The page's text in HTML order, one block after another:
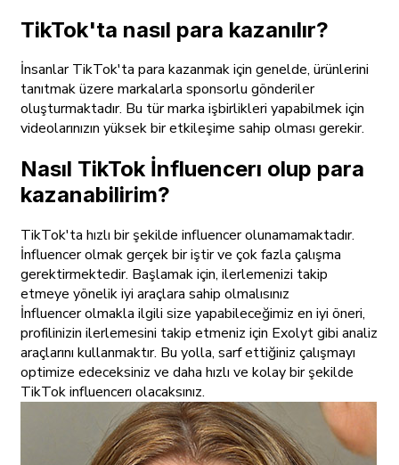
TikTok'ta nasıl para kazanılır?
İnsanlar TikTok'ta para kazanmak için genelde, ürünlerini
tanıtmak üzere markalarla sponsorlu gönderiler
oluşturmaktadır. Bu tür marka işbirlikleri yapabilmek için
videolarınızın yüksek bir etkileşime sahip olması gerekir.
Nasıl TikTok İnfluencerı olup para
kazanabilirim?
TikTok'ta hızlı bir şekilde influencer olunamamaktadır.
İnfluencer olmak gerçek bir iştir ve çok fazla çalışma
gerektirmektedir. Başlamak için, ilerlemenizi takip
etmeye yönelik iyi araçlara sahip olmalısınız
İnfluencer olmakla ilgili size yapabileceğimiz en iyi öneri,
profilinizin ilerlemesini takip etmeniz için Exolyt gibi analiz
araçlarını kullanmaktır. Bu yolla, sarf ettiğiniz çalışmayı
optimize edeceksiniz ve daha hızlı ve kolay bir şekilde
TikTok influencerı olacaksınız.